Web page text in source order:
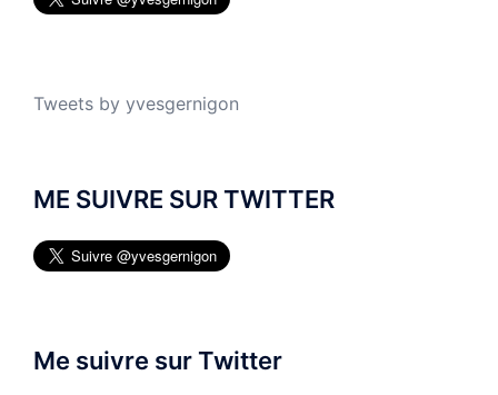
Tweets by yvesgernigon
ME SUIVRE SUR TWITTER
Me suivre sur Twitter